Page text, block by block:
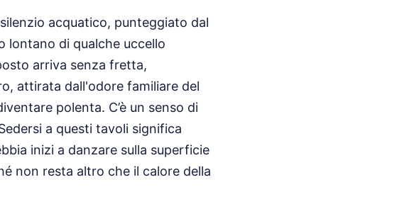
acquatico, punteggiato dal
lontano di qualche uccello
arriva senza fretta,
attirata dall'odore familiare del
polenta. C’è un senso di
a questi tavoli significa
inizi a danzare sulla superficie
non resta altro che il calore della